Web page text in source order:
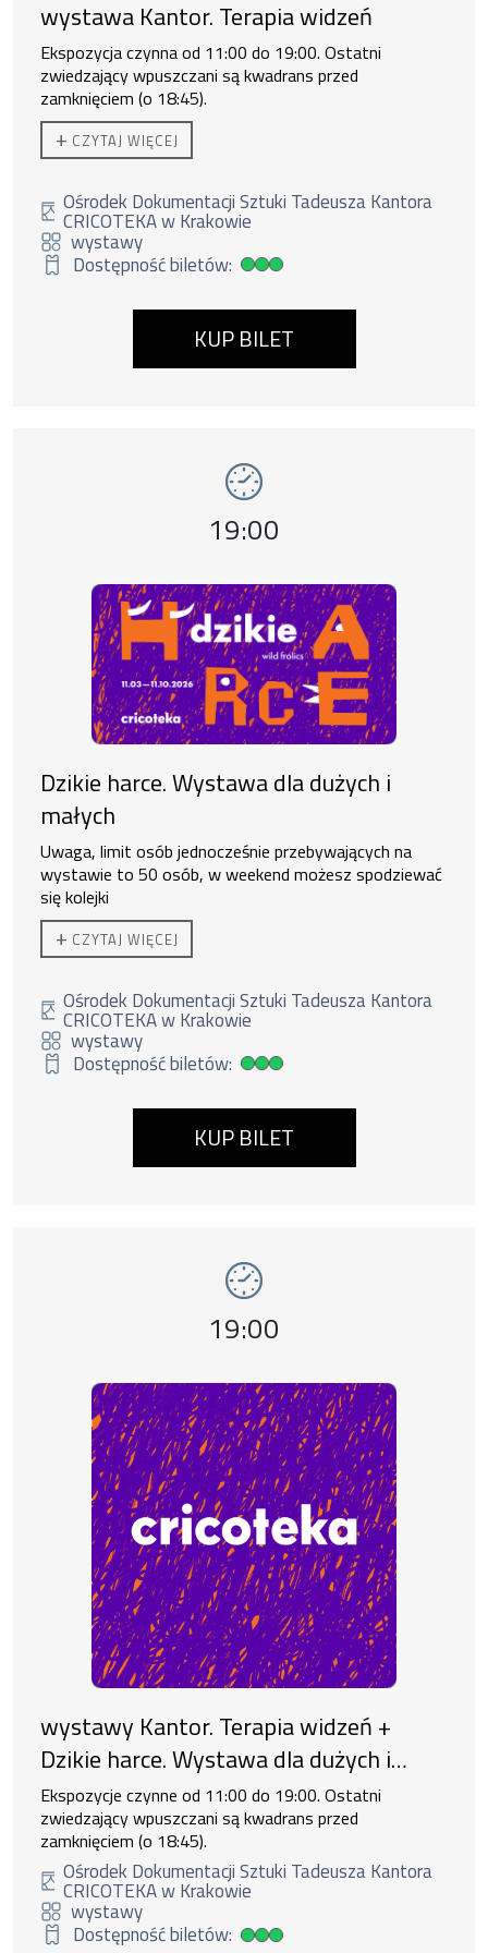
wystawa Kantor. Terapia widzeń
Ekspozycja czynna od 11:00 do 19:00. Ostatni
zwiedzający wpuszczani są kwadrans przed
zamknięciem (o 18:45).
Do zakupu biletu rodzinnego uprawnione są
dorosłe + 3 dzieci lub 1 os. dorosła + 4 dzieci.
+ CZYTAJ WIĘCEJ
Ośrodek Dokumentacji Sztuki Tadeusza Kantora
CRICOTEKA w Krakowie
wystawy
Dostępność biletów:
Duża dostępność biletów
KUP BILET
Godzina wydarzenia,
19:00
Dzikie harce. Wystawa dla dużych i
małych
Uwaga, limit osób jednocześnie przebywających na
wystawie to 50 osób, w weekend możesz spodziewać
się kolejki
Ekspozycja czynna od 11:00 do 19:00.
Do zakupu biletu rodzinnego uprawnione są
dorosłe + 3 dzieci lub 1 os. dorosła + 4 dzieci.
zostawiają małych bez opieki.
+ CZYTAJ WIĘCEJ
Ośrodek Dokumentacji Sztuki Tadeusza Kantora
CRICOTEKA w Krakowie
wystawy
Dostępność biletów:
Duża dostępność biletów
KUP BILET
Godzina wydarzenia,
19:00
wystawy Kantor. Terapia widzeń +
Dzikie harce. Wystawa dla dużych i
małych
Ekspozycje czynne od 11:00 do 19:00. Ostatni
zwiedzający wpuszczani są kwadrans przed
zamknięciem (o 18:45).
Ośrodek Dokumentacji Sztuki Tadeusza Kantora
CRICOTEKA w Krakowie
wystawy
Dostępność biletów:
Duża dostępność biletów